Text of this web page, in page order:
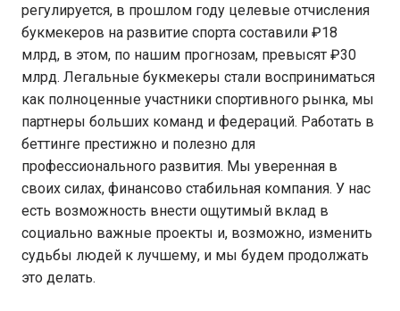
регулируется, в прошлом году целевые отчисления
букмекеров на развитие спорта составили ₽18
млрд, в этом, по нашим прогнозам, превысят ₽30
млрд. Легальные букмекеры стали восприниматься
как полноценные участники спортивного рынка, мы
партнеры больших команд и федераций. Работать в
беттинге престижно и полезно для
профессионального развития. Мы уверенная в
своих силах, финансово стабильная компания. У нас
есть возможность внести ощутимый вклад в
социально важные проекты и, возможно, изменить
судьбы людей к лучшему, и мы будем продолжать
это делать.